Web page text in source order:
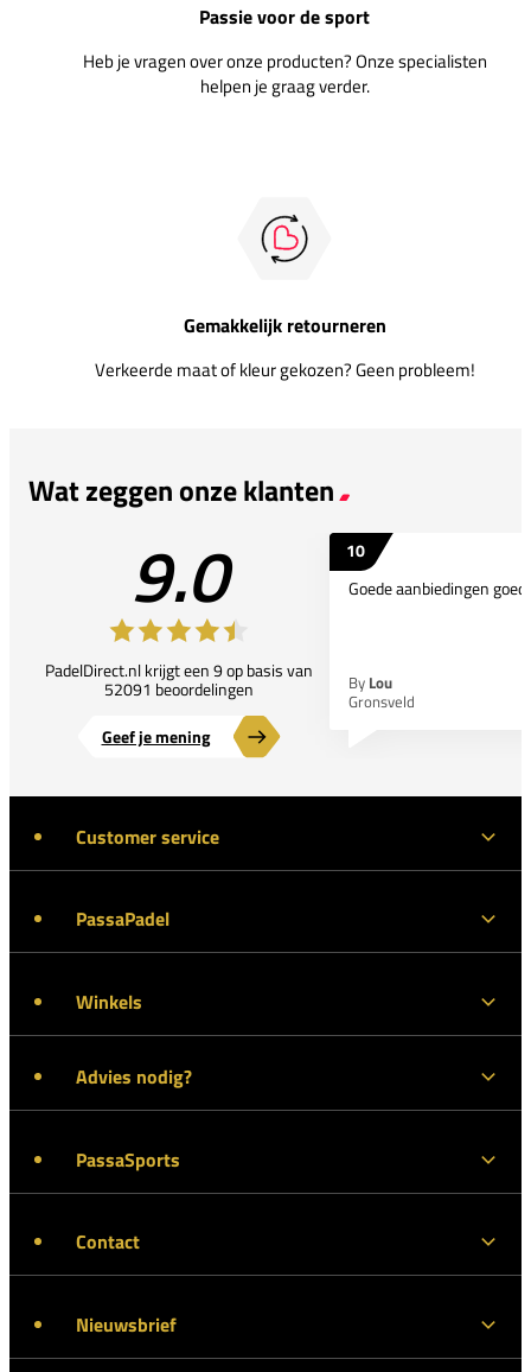
Passie voor de sport
Heb je vragen over onze producten? Onze specialisten
helpen je graag verder.
Gemakkelijk retourneren
Verkeerde maat of kleur gekozen? Geen probleem!
Wat zeggen onze klanten
9.0
PadelDirect.nl krijgt een 9 op basis van
52091 beoordelingen
Geef je mening
10
Goede aanbiedingen
By Lou
Gronsveld
Customer service
PassaPadel
Winkels
Advies nodig?
PassaSports
Contact
Nieuwsbrief